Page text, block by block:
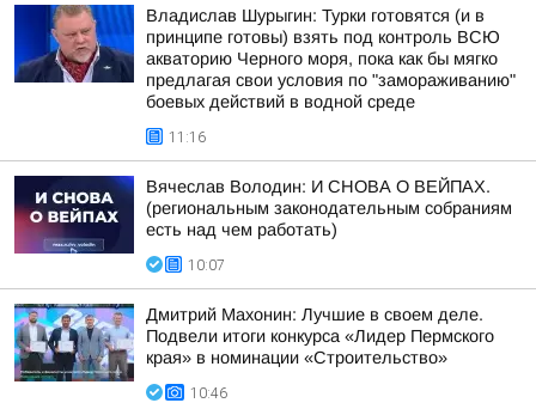
Владислав Шурыгин: Турки готовятся (и в
принципе готовы) взять под контроль ВСЮ
акваторию Черного моря, пока как бы мягко
предлагая свои условия по "замораживанию"
боевых действий в водной среде
11:16
Вячеслав Володин: И СНОВА О ВЕЙПАХ.
(региональным законодательным собраниям
есть над чем работать)
10:07
Дмитрий Махонин: Лучшие в своем деле.
Подвели итоги конкурса «Лидер Пермского
края» в номинации «Строительство»
10:46